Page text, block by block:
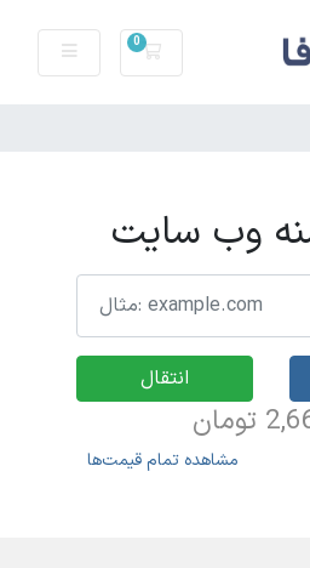
0
سبد خرید
وب سایت
انتقال
مشاهده تمام قیمت‌ها